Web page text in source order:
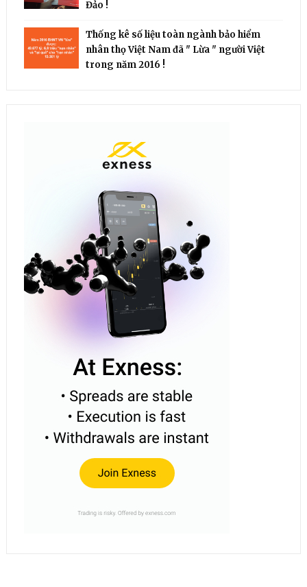
Đảo !
Thống kê số liệu toàn ngành bảo hiểm
nhân thọ Việt Nam đã " Lừa " người Việt
trong năm 2016 !